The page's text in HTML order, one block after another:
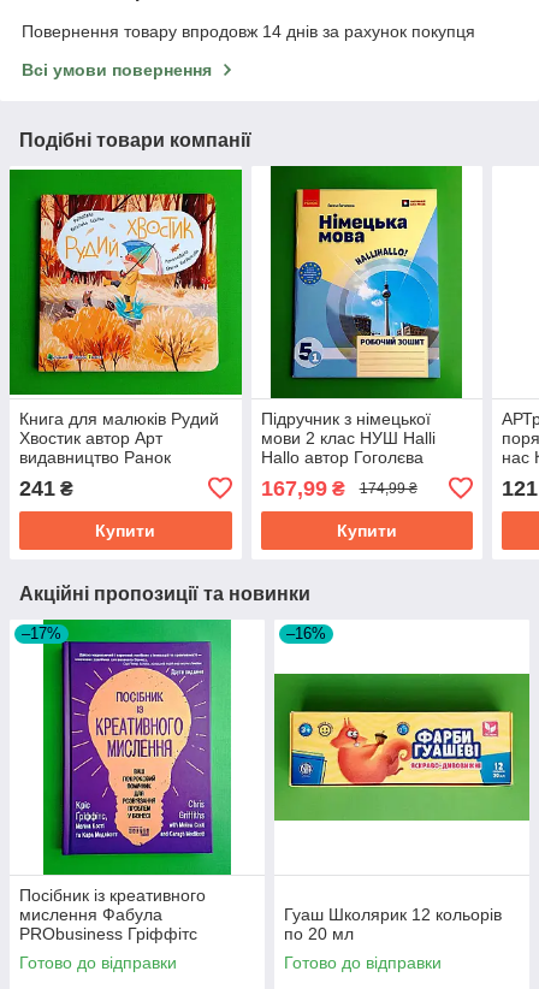
Повернення товару впродовж 14 днів за рахунок покупця
Всі умови повернення
Подібні товари компанії
Книга для малюків Рудий
Хвостик автор Арт
видавництво Ранок
241 ₴
Купити
Підручник з німецької
мови 2 клас НУШ Halli
Hallo автор Гоголєва
167,99₴ 174,99 ₴
Купити
нас
121
Акційні пропозиції та новинки
–17%
Посібник із креативного
мислення Фабула
PRObusiness Гріффітс
фіолетова
Готово до відправки
–16%
Гуаш Школярик 12 кольорів
по 20 мл
Готово до відправки